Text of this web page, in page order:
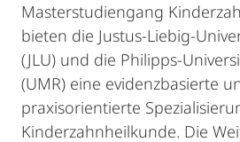
Masterstudiengang
bieten die Justus-Liebig-
(JLU) und die Philipps-
(UMR) eine evidenzbasierte
praxisorientierte
Kinderzahnheilkunde. Die